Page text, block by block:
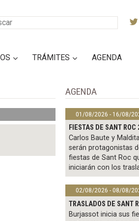
TRÁMITES AGENDA
AGENDA
01/08/2026 - 16/08/
FIESTAS DE SANT ROC
Carlos Baute y
serán protagonistas
fiestas de Sant Roc
iniciarán con los
02/08/2026 - 08/08/
TRASLADOS DE SANT
Burjassot inicia sus